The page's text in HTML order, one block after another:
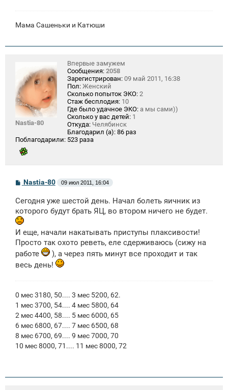
Мама Сашеньки и Катюши
Nastia-80
Впервые замужем
Сообщения: 2058
Зарегистрирован: 09 май 2011, 16:38
Пол: Женский
Сколько попыток ЭКО: 2
Стаж бесплодия: 10
Где было удачное ЭКО: а мы сами))
Сколько у вас детей: 1
Откуда: Челябинск
Благодарил (а): 86 раз
Поблагодарили: 523 раза
С
б
щ
е
н
и
Nastia-80 09 июл 2011, 16:04
Сегодня уже шестой день. Начал болеть яичник из
которого будут брать ЯЦ, во втором ничего не будет.
И еще, начали накатывать приступы плаксивости!
Просто так охото реветь, еле сдерживаюсь (сижу на
работе
), а через пять минут все проходит и так
весь день!
0 мес 3180, 50.... 3 мес 5200, 62.
1 мес 3700, 54.... 4 мес 5800, 64
2 мес 4400, 58.... 5 мес 6000, 65
6 мес 6800, 67.... 7 мес 6500, 68
8 мес 6700, 69.... 9 мес 7000, 70
10 мес 8000, 71.... 11 мес 8000, 72